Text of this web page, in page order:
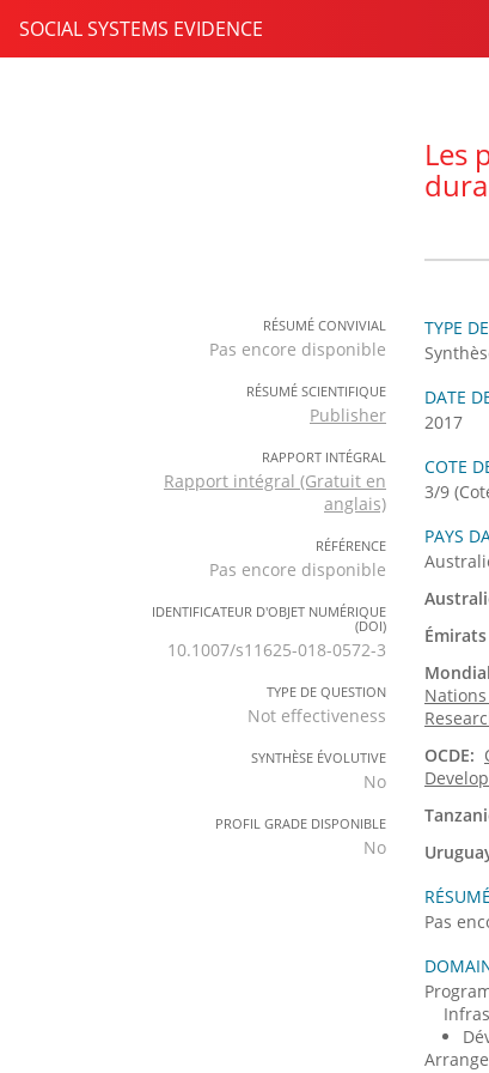
SOCIAL SYSTEMS EVIDENCE
Les
TYPE
DATE
2017
COTE
3/9
PAYS
Mondial
OCDE:
RÉSUMÉ
Pas
RÉSUMÉ CONVIVIAL
Pas encore disponible
RÉSUMÉ SCIENTIFIQUE
Publisher
RAPPORT INTÉGRAL
Rapport intégral (Gratuit en
anglais)
RÉFÉRENCE
Pas encore disponible
IDENTIFICATEUR D'OBJET NUMÉRIQUE
(DOI)
10.1007/s11625-018-0572-3
TYPE DE QUESTION
Not effectiveness
SYNTHÈSE ÉVOLUTIVE
No
PROFIL GRADE DISPONIBLE
No